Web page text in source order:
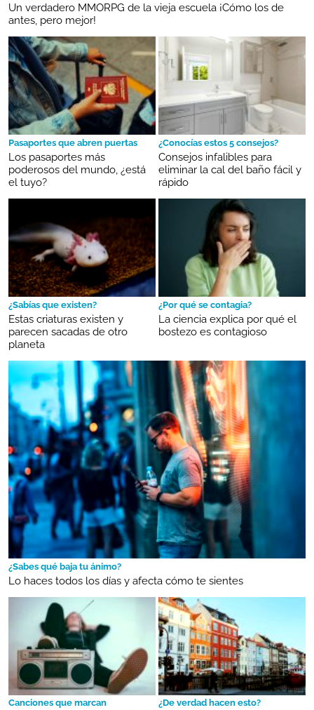
Un verdadero MMORPG de la vieja escuela ¡Cómo los de
antes, pero mejor!
Pasaportes que abren puertas
Los pasaportes más
poderosos del mundo, ¿está
el tuyo?
¿Conocías estos 5 consejos?
Consejos infalibles para
eliminar la cal del baño fácil y
rápido
¿Sabías que existen?
Estas criaturas existen y
parecen sacadas de otro
planeta
¿Por qué se contagia?
La ciencia explica por qué el
bostezo es contagioso
¿Sabes qué baja tu ánimo?
Lo haces todos los días y afecta cómo te sientes
Canciones que marcan ¿De verdad hacen esto?